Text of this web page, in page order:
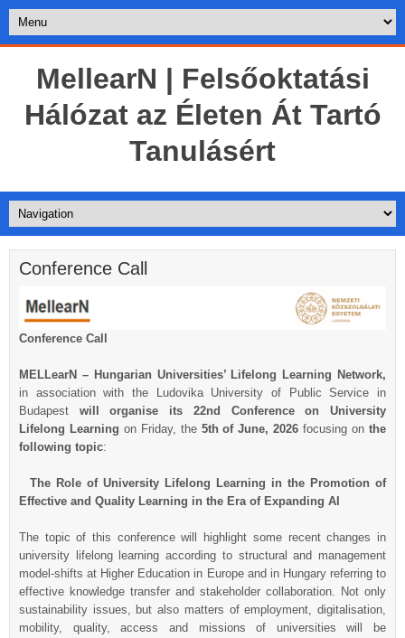
MellearN | Felsőoktatási
Hálózat az Életen Át Tartó
Tanulásért
Conference Call
Conference Call
MELLearN – Hungarian Universities’ Lifelong Learning Network,
in association with the Ludovika University of Public Service in
Budapest will organise its 22nd Conference on University
Lifelong Learning on Friday, the 5th of June, 2026 focusing onthe
following topic:
The Role of University Lifelong Learning in the Promotion of
Effective and Quality Learning in the Era of Expanding AI
The topic of this conference will highlight some recent changes in
university lifelong learning according to structural and management
model-shifts at Higher Education in Europe and in Hungary referring to
effective knowledge transfer and stakeholder collaboration. Not only
sustainability issues, but also matters of employment, digitalisation,
mobility, quality, access and missions of universities will be